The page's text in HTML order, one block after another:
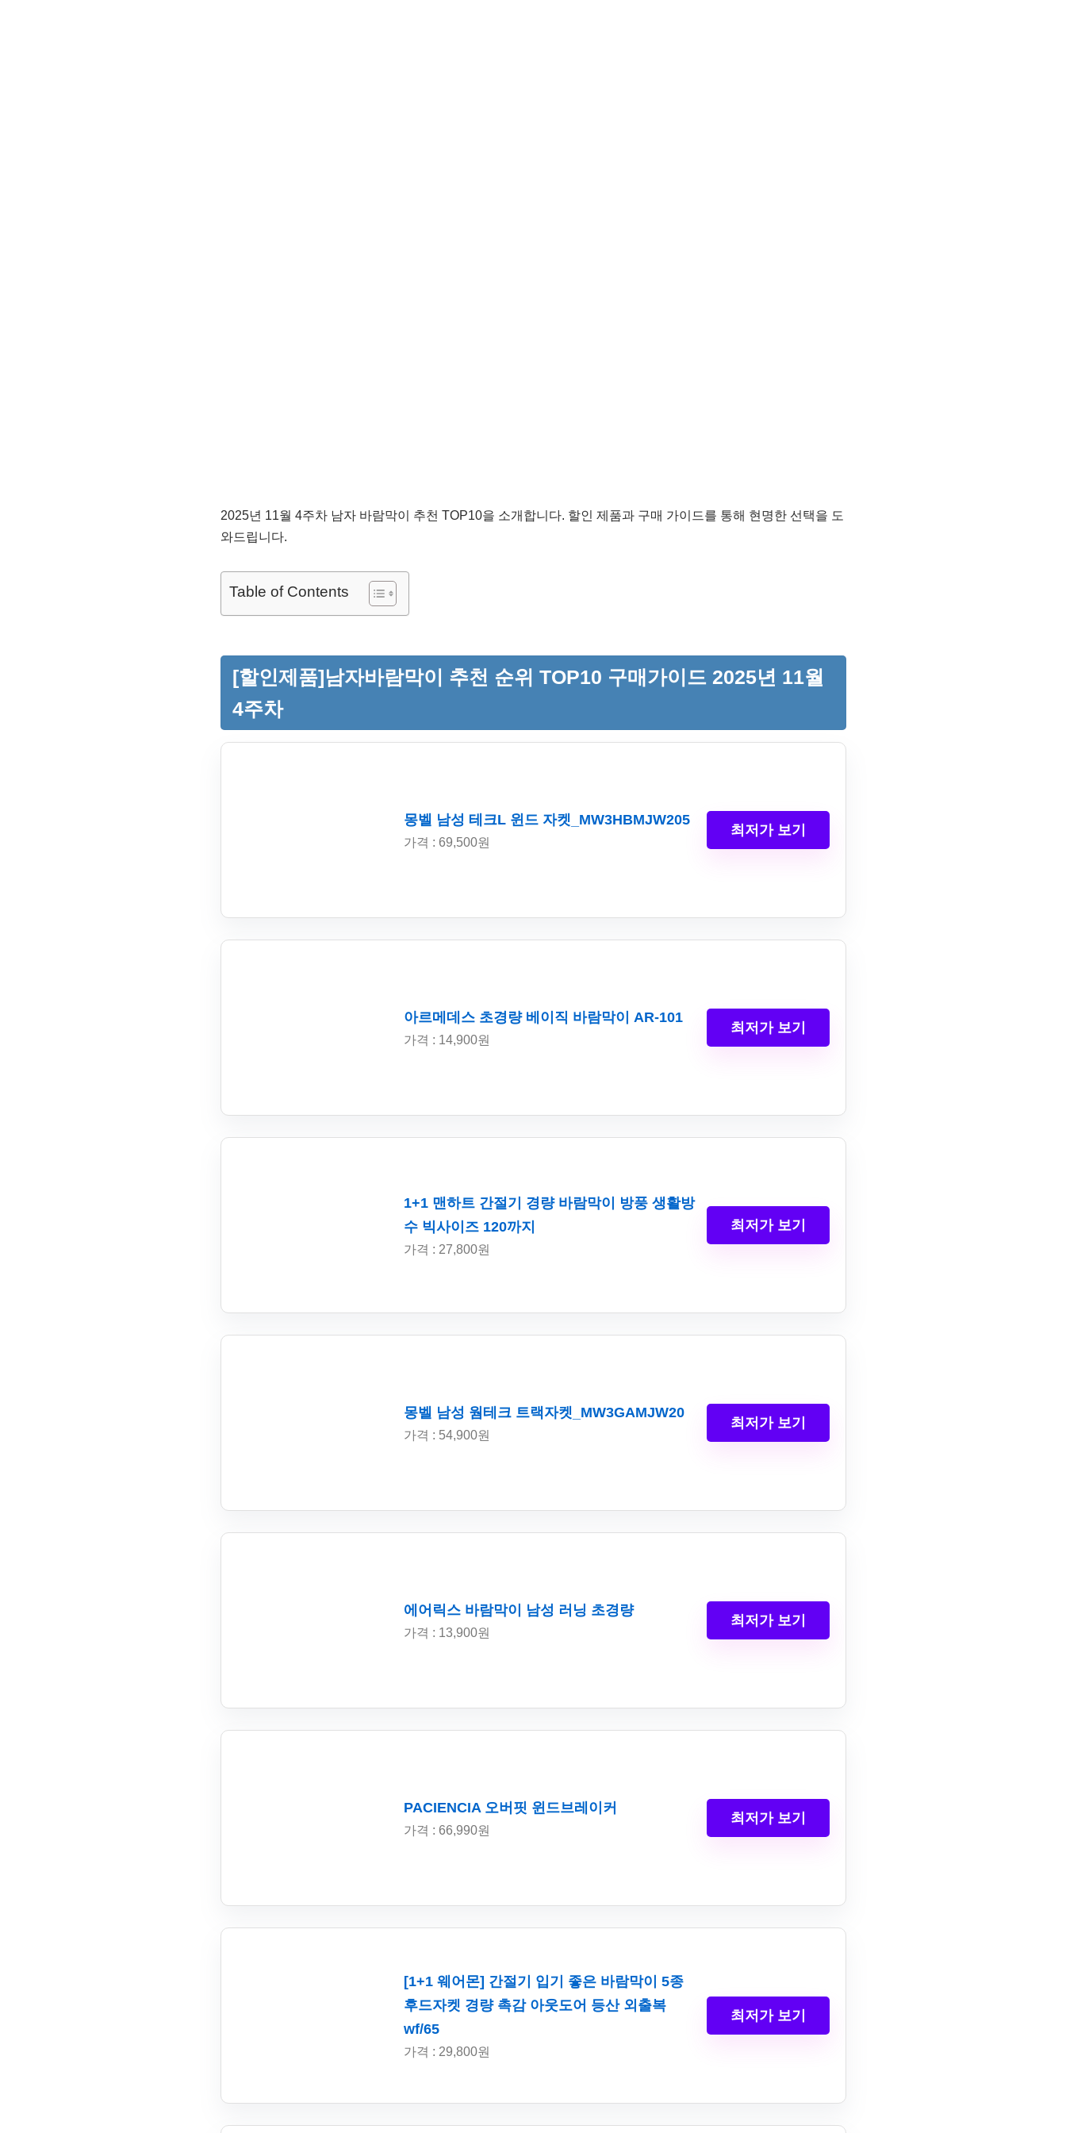
2025년 11월 4주차 남자 바람막이 추천 TOP10을 소개합니다. 할인 제품과 구매 가이드를 통해 현명한 선택을 도
와드립니다.
Table of Contents
[할인제품]남자바람막이 추천 순위 TOP10 구매가이드 2025년 11월
4주차
몽벨 남성 테크L 윈드 자켓_MW3HBMJW205
가격 : 69,500원
최저가 보기
아르메데스 초경량 베이직 바람막이 AR-101
가격 : 14,900원
최저가 보기
1+1 맨하트 간절기 경량 바람막이 방풍 생활방
수 빅사이즈 120까지
가격 : 27,800원
최저가 보기
몽벨 남성 웜테크 트랙자켓_MW3GAMJW20
가격 : 54,900원
최저가 보기
에어릭스 바람막이 남성 러닝 초경량
가격 : 13,900원
최저가 보기
PACIENCIA 오버핏 윈드브레이커
가격 : 66,990원
최저가 보기
[1+1 웨어몬] 간절기 입기 좋은 바람막이 5종
후드자켓 경량 촉감 아웃도어 등산 외출복
wf/65
가격 : 29,800원
최저가 보기